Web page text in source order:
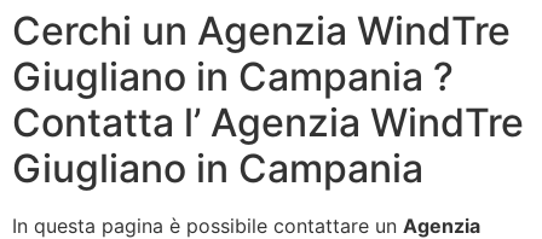
Cerchi un Agenzia WindTre
Giugliano in Campania ?
Contatta l’ Agenzia WindTre
Giugliano in Campania
In questa pagina è possibile contattare un Agenzia